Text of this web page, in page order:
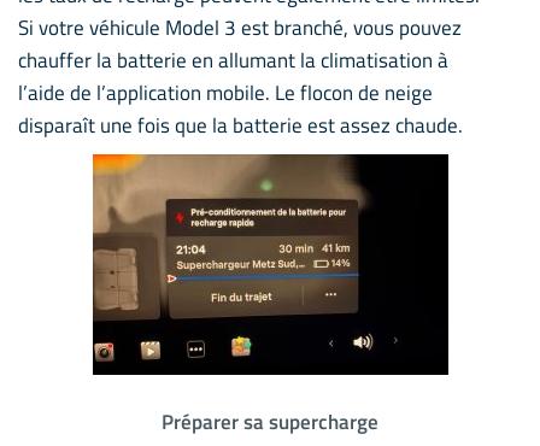
Si votre véhicule Model 3 est branché, vous pouvez
chauffer la batterie en allumant la climatisation à
l’aide de l’application mobile. Le flocon de neige
disparaît une fois que la batterie est assez chaude.
Préparer sa supercharge